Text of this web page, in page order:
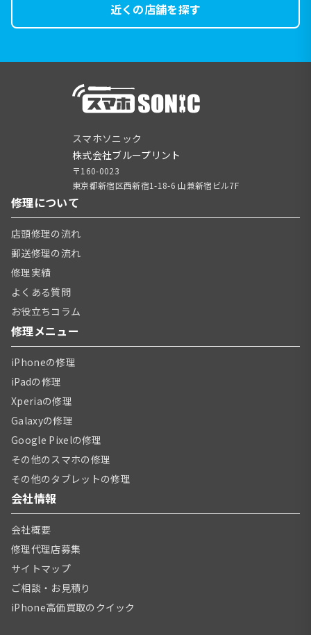
近くの店舗を探す
スマホソニック
株式会社ブループリント
〒160-0023
東京都新宿区西新宿1-18-6 山兼新宿ビル7F
修理について
店頭修理の流れ
郵送修理の流れ
修理実績
よくある質問
お役立ちコラム
修理メニュー
iPhoneの修理
iPadの修理
Xperiaの修理
Galaxyの修理
Google Pixelの修理
その他のスマホの修理
その他のタブレットの修理
会社情報
会社概要
修理代理店募集
サイトマップ
ご相談・お見積り
iPhone高価買取のクイック